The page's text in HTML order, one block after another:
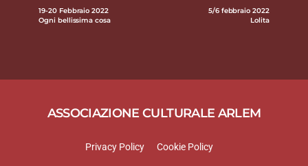
19-20 Febbraio 2022
Ogni bellissima cosa
5/6 febbraio 2022
Lolita
ASSOCIAZIONE CULTURALE ARLEM
Privacy Policy Cookie Policy